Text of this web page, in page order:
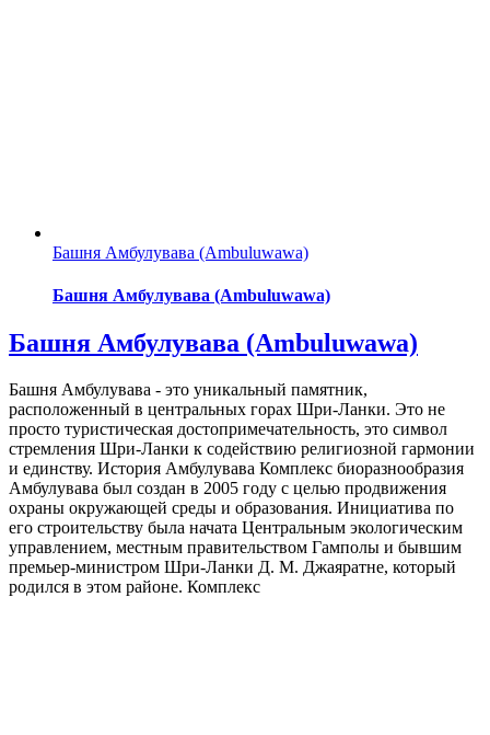
Башня Амбулувава (Ambuluwawa)
Башня Амбулувава (Ambuluwawa)
Башня Амбулувава (Ambuluwawa)
Башня Амбулувава - это уникальный памятник,
расположенный в центральных горах Шри-Ланки. Это не
просто туристическая достопримечательность, это символ
стремления Шри-Ланки к содействию религиозной гармонии
и единству. История Амбулувава Комплекс биоразнообразия
Амбулувава был создан в 2005 году с целью продвижения
охраны окружающей среды и образования. Инициатива по
его строительству была начата Центральным экологическим
управлением, местным правительством Гамполы и бывшим
премьер-министром Шри-Ланки Д. М. Джаяратне, который
родился в этом районе. Комплекс